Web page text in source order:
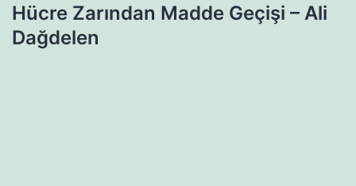
Hücre Zarından Madde Geçişi – Ali
Dağdelen